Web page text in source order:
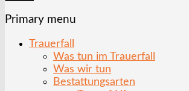
Primary menu
Trauerfall
Was tun im Trauerfall
Was wir tun
Bestattungsarten